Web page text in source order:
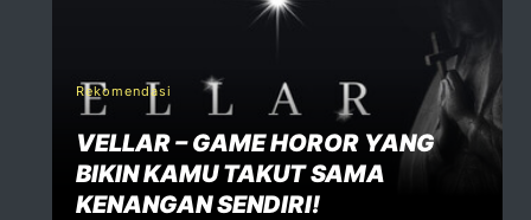
Comment *
Rekomendasi
VELLAR – GAME HOROR YANG
BIKIN KAMU TAKUT SAMA
KENANGAN SENDIRI!